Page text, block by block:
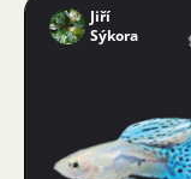
Jiří
Sýkora